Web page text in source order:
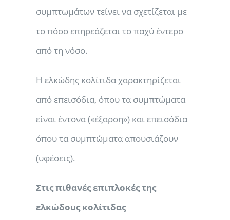
συμπτωμάτων τείνει να σχετίζεται με
το πόσο επηρεάζεται το παχύ έντερο
από τη νόσο.
Η ελκώδης κολίτιδα χαρακτηρίζεται
από επεισόδια, όπου τα συμπτώματα
είναι έντονα («έξαρση») και επεισόδια
όπου τα συμπτώματα απουσιάζουν
(υφέσεις).
Στις πιθανές επιπλοκές της
ελκώδους κολίτιδας